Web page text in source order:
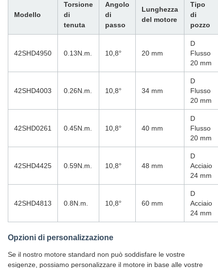
Modello
Torsione
di
tenuta
Angolo
di
passo
Lunghezza
del motore
Tipo
di
pozzo
42SHD4950 0.13N.m. 10,8° 20 mm
D
Flusso
20 mm
42SHD4003 0.26N.m. 10,8° 34 mm
D
Flusso
20 mm
42SHD0261 0.45N.m. 10,8° 40 mm
D
Flusso
20 mm
42SHD4425 0.59N.m. 10,8° 48 mm
D
Acciaio
24 mm
42SHD4813 0.8N.m. 10,8° 60 mm
D
Acciaio
24 mm
Opzioni di personalizzazione
Se il nostro motore standard non può soddisfare le vostre
esigenze, possiamo personalizzare il motore in base alle vostre